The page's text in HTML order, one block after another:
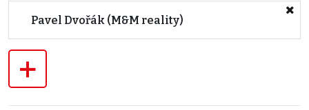
Pavel Dvořák (M&M reality)
+